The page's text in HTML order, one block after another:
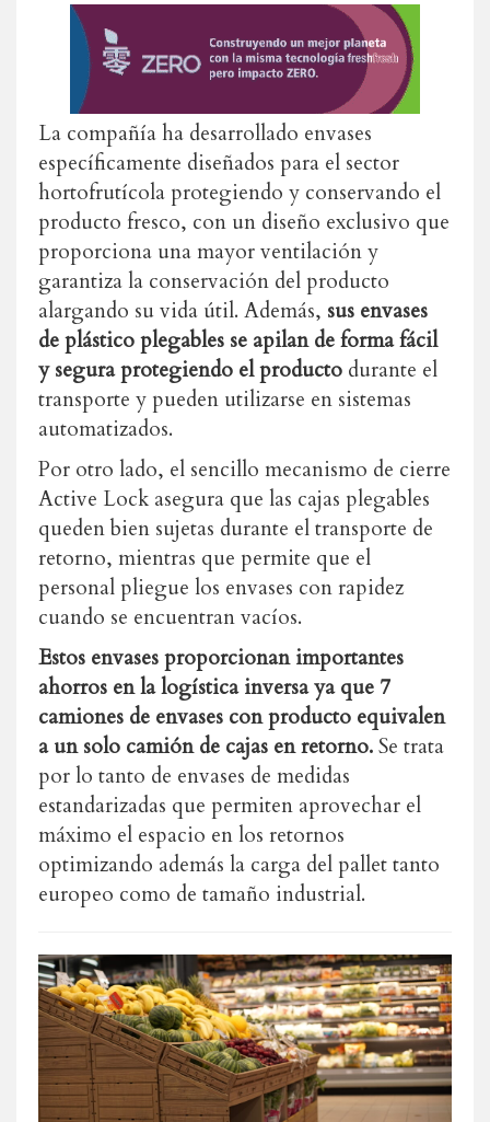
La compañía ha desarrollado envases
específicamente diseñados para el sector
hortofrutícola protegiendo y conservando el
producto fresco, con un diseño exclusivo que
proporciona una mayor ventilación y
garantiza la conservación del producto
alargando su vida útil. Además, sus envases
de plástico plegables se apilan de forma fácil
y segura protegiendo el producto durante el
transporte y pueden utilizarse en sistemas
automatizados.
Por otro lado, el sencillo mecanismo de cierre
Active Lock asegura que las cajas plegables
queden bien sujetas durante el transporte de
retorno, mientras que permite que el
personal pliegue los envases con rapidez
cuando se encuentran vacíos.
Estos envases proporcionan importantes
ahorros en la logística inversa ya que 7
camiones de envases con producto equivalen
a un solo camión de cajas en retorno.Se trata
por lo tanto de envases de medidas
estandarizadas que permiten aprovechar el
máximo el espacio en los retornos
optimizando además la carga del pallet tanto
europeo como de tamaño industrial.